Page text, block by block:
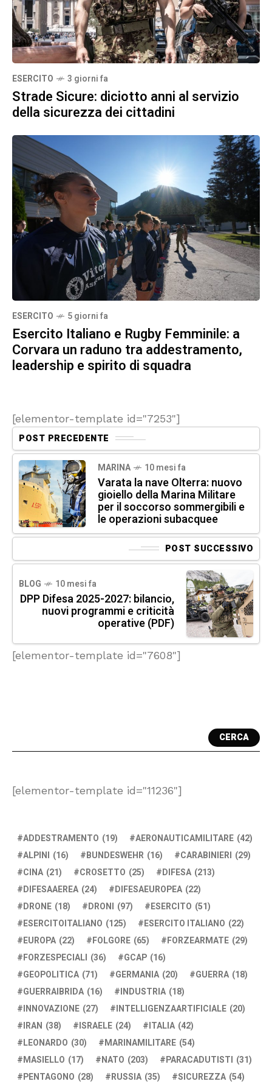
ESERCITO 3 giorni fa
Strade Sicure: diciotto anni al servizio
della sicurezza dei cittadini
ESERCITO 5 giorni fa
Esercito Italiano e Rugby Femminile: a
Corvara un raduno tra addestramento,
leadership e spirito di squadra
[elementor-template id="7253"]
POST PRECEDENTE
MARINA 10 mesi fa
Varata la nave Olterra: nuovo
gioiello della Marina Militare
per il soccorso sommergibili e
le operazioni subacquee
POST SUCCESSIVO
BLOG 10 mesi fa
DPP Difesa 2025-2027: bilancio,
nuovi programmi e criticità
operative (PDF)
[elementor-template id="7608"]
CERCA
[elementor-template id="11236"]
ADDESTRAMENTO (19) AERONAUTICAMILITARE (42)
ALPINI (16) BUNDESWEHR (16) CARABINIERI (29)
CINA (21) CROSETTO (25) DIFESA (213)
DIFESAAEREA (24) DIFESAEUROPEA (22)
DRONE (18) DRONI (97) ESERCITO (51)
ESERCITOITALIANO (125) ESERCITO ITALIANO (22)
EUROPA (22) FOLGORE (65) FORZEARMATE (29)
FORZESPECIALI (36) GCAP (16)
GEOPOLITICA (71) GERMANIA (20) GUERRA (18)
GUERRAIBRIDA (16) INDUSTRIA (18)
INNOVAZIONE (27) INTELLIGENZAARTIFICIALE (20)
IRAN (38) ISRAELE (24) ITALIA (42)
LEONARDO (30) MARINAMILITARE (54)
MASIELLO (17) NATO (203) PARACADUTISTI (31)
PENTAGONO (28) RUSSIA (35) SICUREZZA (54)